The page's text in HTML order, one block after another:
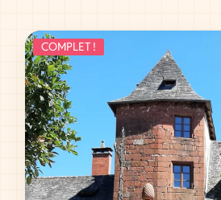
COMPLET !